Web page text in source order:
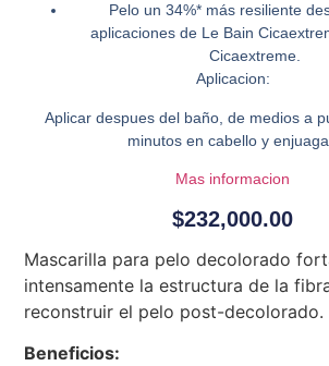
Pelo un 34%* más resiliente
aplicaciones de Le Bain
Cicaextreme.
Aplicacion:
Aplicar despues del baño, de medios a
minutos en cabello y
Mas informacion
$232,000.00
Mascarilla para pelo decolorado
intensamente la estructura de la
reconstruir el pelo post-decolorado.
Beneficios: